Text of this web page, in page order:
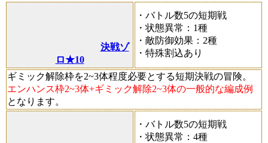
決戦ゾ
ロ★10
・バトル数5の短期戦
・状態異常：1種
・敵防御効果：2種
・特殊割込あり
ギミック解除枠を2~3体程度必要とする短期決戦の冒険。
エンハンス枠2~3体+ギミック解除2~3体の一般的な編成例
となります。
・バトル数5の短期戦
・状態異常：4種